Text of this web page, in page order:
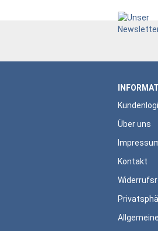
Über uns
Kontakt